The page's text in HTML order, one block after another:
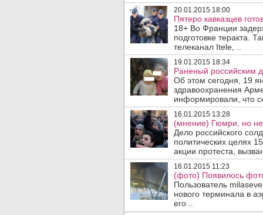
20.01.2015 18:00
Пятеро кавказцев
18+ Во Франции
подготовке теракта.
телеканал Itele, ..
19.01.2015 18:34
Раненый российским
Об этом сегодня, 19
здравоохранения
информировали, что
16.01.2015 13:28
(мнение) Гюмри, но
Дело российского
политических целях
акции протеста,
16.01.2015 11:23
(фото) Появилось
Пользователь
нового терминала в
его ..